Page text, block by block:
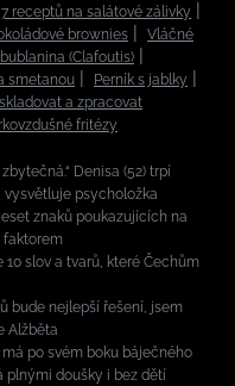
7 receptů na salátové zálivky
brownies
Vláčné
(Clafoutis)
smetanou
Perník s jablky
a zpracovat
fritézy
Denisa (52) trpí
vysvětluje psycholožka
znaků poukazujících na
faktorem
10 slov a tvarů, které Čechům
bude nejlepší řešení, jsem
Alžběta
po svém boku báječného
plnými doušky i bez dětí